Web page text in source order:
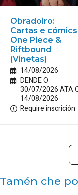
Obradoiro:
Cartas e cómics:
One Piece &
Riftbound
(Viñetas)
14/08/2026
DENDE O
30/07/2026 ATA
14/08/2026
Require inscrición
Tamén che